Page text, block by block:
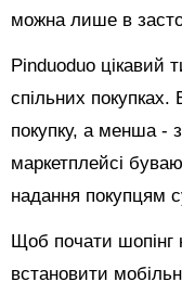
можна лише в
Pinduoduo цікавий
спільних покупках.
покупку, а менша -
маркетплейсі
надання покупцям
Щоб почати шопінг
встановити